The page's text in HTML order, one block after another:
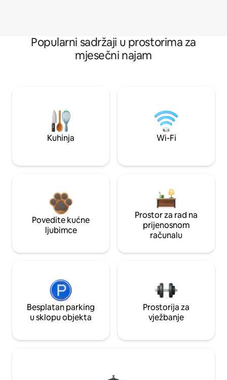
Popularni sadržaji u prostorima za
mjesečni najam
Kuhinja Wi-Fi
Povedite kućne
ljubimce
Prostor za rad na
prijenosnom
računalu
Besplatan parking
u sklopu objekta
Prostorija za
vježbanje